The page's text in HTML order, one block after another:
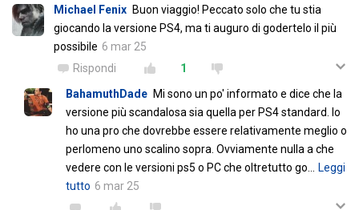
Michael Fenix Buon viaggio! Peccato solo che tu stia
giocando la versione PS4, ma ti auguro di godertelo il più
possibile 6 mar 25
Rispondi
1
BahamuthDade Mi sono un po' informato e dice che la
versione più scandalosa sia quella per PS4 standard. Io
ho una pro che dovrebbe essere relativamente meglio o
perlomeno uno scalino sopra. Ovviamente nulla a che
vedere con le versioni ps5 o PC che oltretutto go
Leggi
tutto 6 mar 25